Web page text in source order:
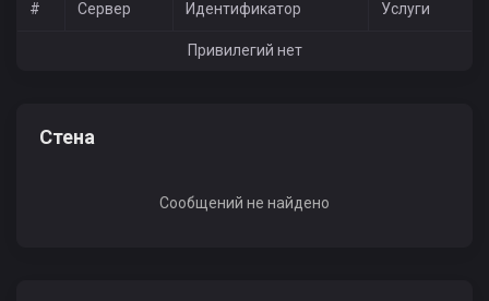
# Сервер Идентификатор Услуги
Привилегий нет
Стена
Сообщений не найдено